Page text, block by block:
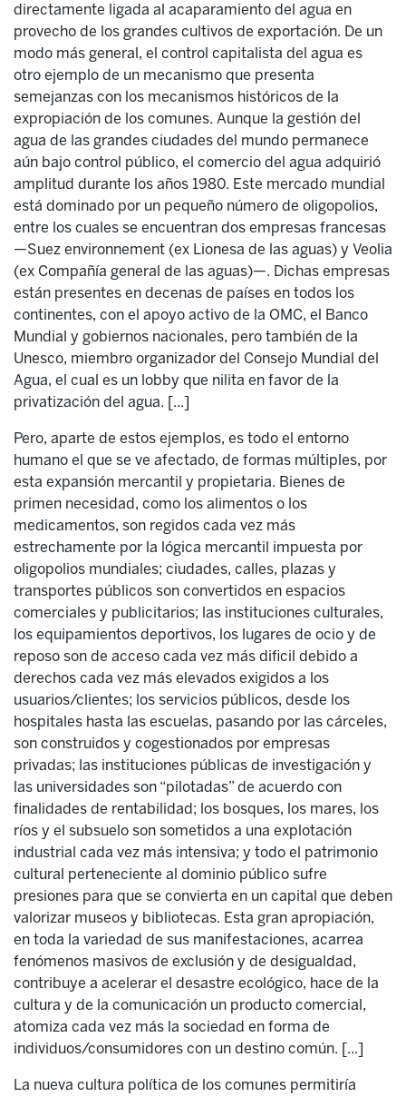
directamente ligada al acaparamiento del agua en
provecho de los grandes cultivos de exportación. De un
modo más general, el control capitalista del agua es
otro ejemplo de un mecanismo que presenta
semejanzas con los mecanismos históricos de la
expropiación de los comunes. Aunque la gestión del
agua de las grandes ciudades del mundo permanece
aún bajo control público, el comercio del agua adquirió
amplitud durante los años 1980. Este mercado mundial
está dominado por un pequeño número de oligopolios,
entre los cuales se encuentran dos empresas francesas
—Suez environnement (ex Lionesa de las aguas) y Veolia
(ex Compañía general de las aguas)—. Dichas empresas
están presentes en decenas de países en todos los
continentes, con el apoyo activo de la OMC, el Banco
Mundial y gobiernos nacionales, pero también de la
Unesco, miembro organizador del Consejo Mundial del
Agua, el cual es un lobby que nilita en favor de la
privatización del agua. [...]
Pero, aparte de estos ejemplos, es todo el entorno
humano el que se ve afectado, de formas múltiples, por
esta expansión mercantil y propietaria. Bienes de
primen necesidad, como los alimentos o los
medicamentos, son regidos cada vez más
estrechamente por la lógica mercantil impuesta por
oligopolios mundiales; ciudades, calles, plazas y
transportes públicos son convertidos en espacios
comerciales y publicitarios; las instituciones culturales,
los equipamientos deportivos, los lugares de ocio y de
reposo son de acceso cada vez más dificil debido a
derechos cada vez más elevados exigidos a los
usuarios/clientes; los servicios públicos, desde los
hospitales hasta las escuelas, pasando por las cárceles,
son construidos y cogestionados por empresas
privadas; las instituciones públicas de investigación y
las universidades son “pilotadas” de acuerdo con
finalidades de rentabilidad; los bosques, los mares, los
ríos y el subsuelo son sometidos a una explotación
industrial cada vez más intensiva; y todo el patrimonio
cultural perteneciente al dominio público sufre
presiones para que se convierta en un capital que deben
valorizar museos y bibliotecas. Esta gran apropiación,
en toda la variedad de sus manifestaciones, acarrea
fenómenos masivos de exclusión y de desigualdad,
contribuye a acelerar el desastre ecológico, hace de la
cultura y de la comunicación un producto comercial,
atomiza cada vez más la sociedad en forma de
individuos/consumidores con un destino común. [...]
La nueva cultura política de los comunes permitiría